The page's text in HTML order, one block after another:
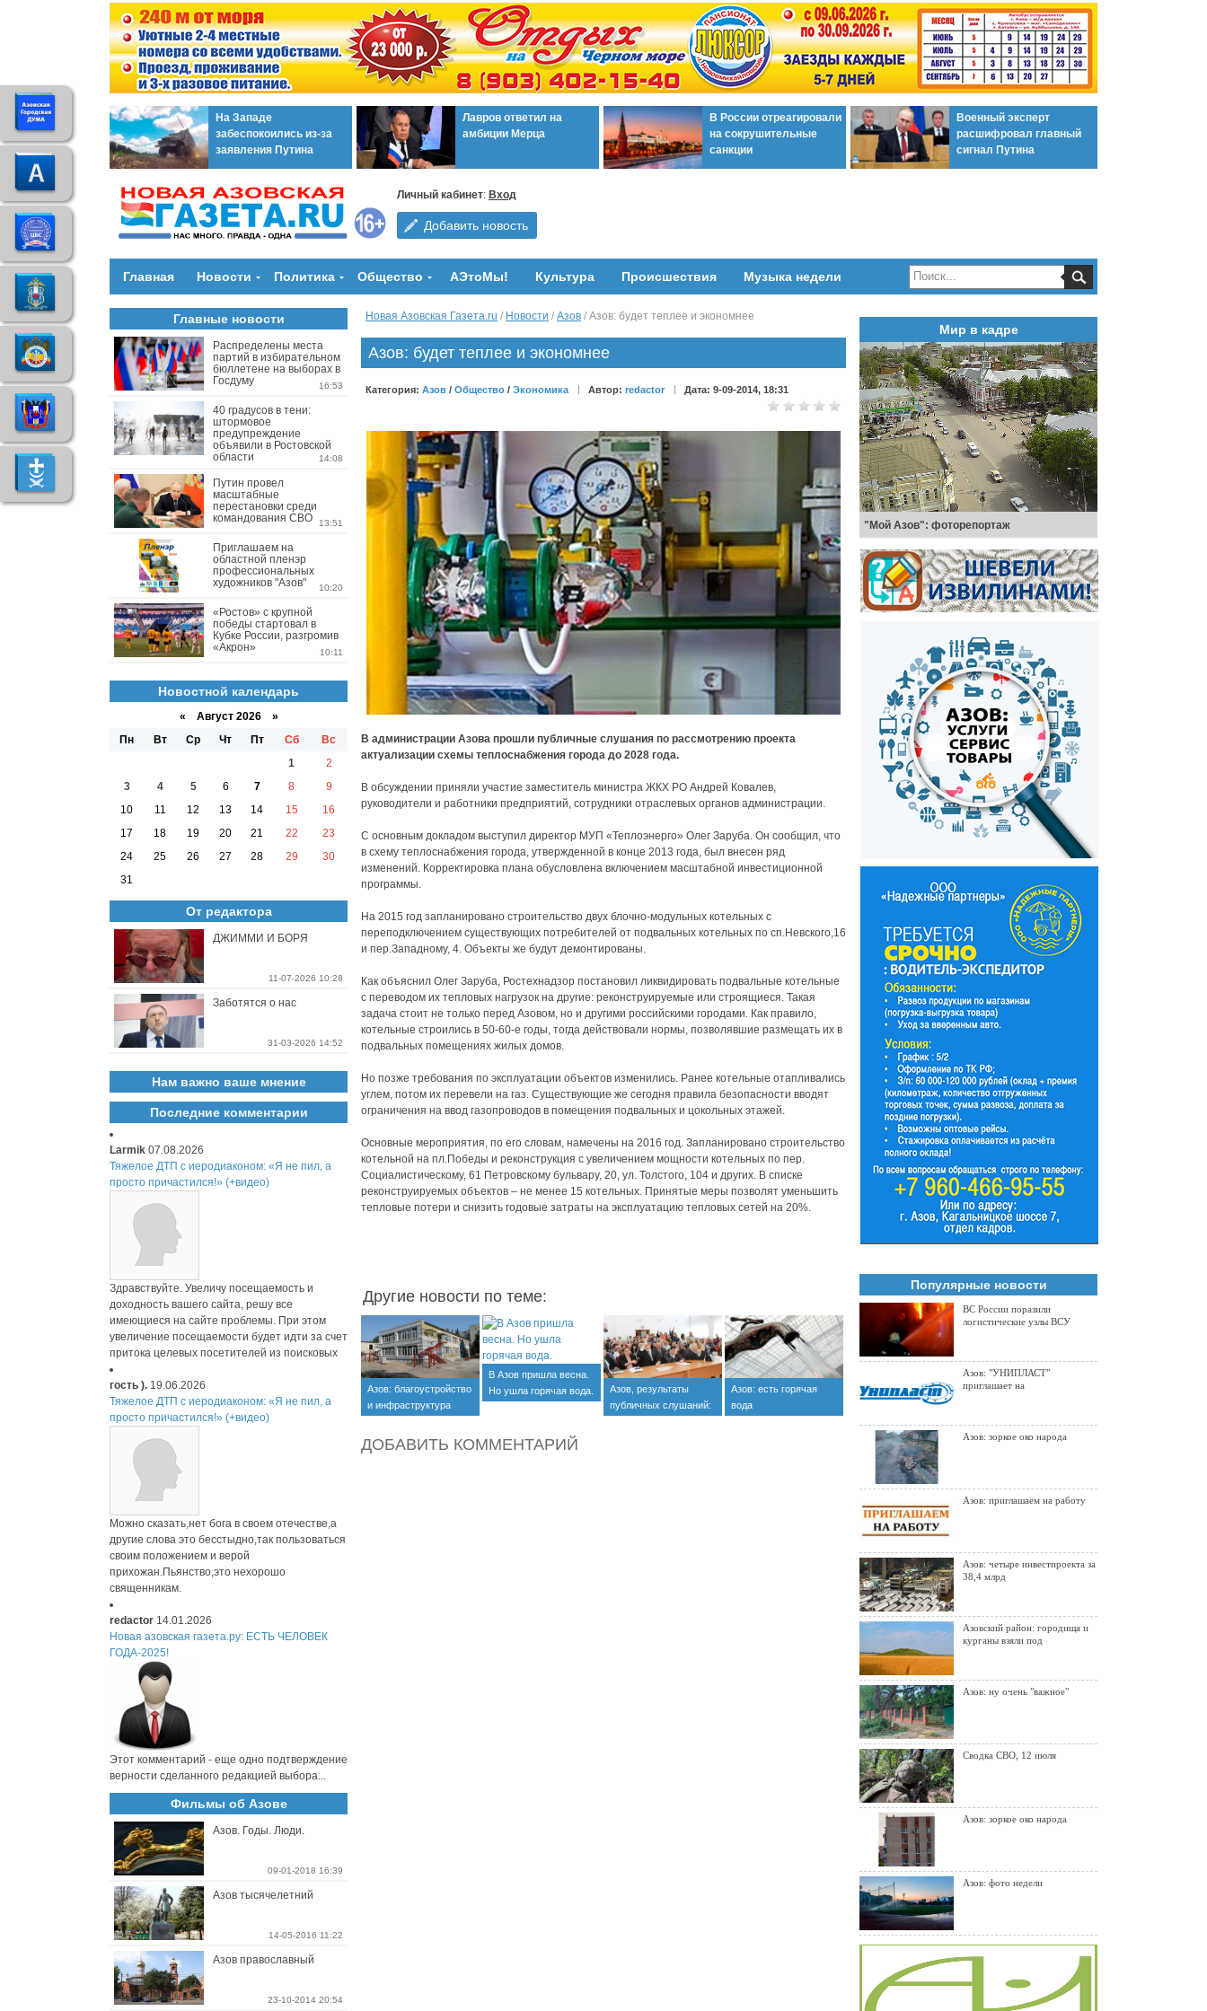
На Западе
забеспокоились из-за
заявления Путина
Лавров ответил на
амбиции Мерца
В России отреагировали
на сокрушительные
санкции
Военный эксперт
расшифровал главный
сигнал Путина
Личный кабинет: Вход
Добавить новость
Главная Новости Политика Общество АЭтоМы! Культура Происшествия Музыка недели
Новая Азовская Газета.ru / Новости / Азов / Азов: будет теплее и экономнее
Азов: будет теплее и экономнее
Категория: Азов / Общество / Экономика Автор: redactor Дата: 9-09-2014, 18:31
В администрации Азова прошли публичные слушания по рассмотрению проекта
актуализации схемы теплоснабжения города до 2028 года.
В обсуждении приняли участие заместитель министра ЖКХ РО Андрей Ковалев,
руководители и работники предприятий, сотрудники отраслевых органов администрации.
С основным докладом выступил директор МУП «Теплоэнерго» Олег Заруба. Он сообщил, что
в схему теплоснабжения города, утвержденной в конце 2013 года, был внесен ряд
изменений. Корректировка плана обусловлена включением масштабной инвестиционной
программы.
На 2015 год запланировано строительство двух блочно-модульных котельных с
переподключением существующих потребителей от подвальных котельных по сп.Невского,16
и пер.Западному, 4. Объекты же будут демонтированы.
Как объяснил Олег Заруба, Ростехнадзор постановил ликвидировать подвальные котельные
с переводом их тепловых нагрузок на другие: реконструируемые или строящиеся. Такая
задача стоит не только перед Азовом, но и другими российскими городами. Как правило,
котельные строились в 50-60-е годы, тогда действовали нормы, позволявшие размещать их в
подвальных помещениях жилых домов.
Но позже требования по эксплуатации объектов изменились. Ранее котельные отапливались
углем, потом их перевели на газ. Существующие же сегодня правила безопасности вводят
ограничения на ввод газопроводов в помещения подвальных и цокольных этажей.
Основные мероприятия, по его словам, намечены на 2016 год. Запланировано строительство
котельной на пл.Победы и реконструкция с увеличением мощности котельных по пер.
Социалистическому, 61 Петровскому бульвару, 20, ул. Толстого, 104 и других. В списке
реконструируемых объектов – не менее 15 котельных. Принятые меры позволят уменьшить
тепловые потери и снизить годовые затраты на эксплуатацию тепловых сетей на 20%.
Другие новости по теме:
Азов: благоустройство
и инфраструктура
В Азов пришла весна.
Но ушла горячая вода.
Азов, результаты
публичных слушаний:
Азов: есть горячая
вода
ДОБАВИТЬ КОММЕНТАРИЙ
Главные новости
Распределены места
партий в избирательном
бюллетене на выборах в
Госдуму
16:53
40 градусов в тени:
штормовое
предупреждение
объявили в Ростовской
области
14:08
Путин провел
масштабные
перестановки среди
командования СВО
13:51
Приглашаем на
областной пленэр
профессиональных
художников "Азов"
10:20
«Ростов» с крупной
победы стартовал в
Кубке России, разгромив
«Акрон»
10:11
Новостной календарь
« Август 2026 »
Пн
Вт Ср Чт Пт Сб
Вс
1
2
3
4 5 6 7 8
9
10
11 12 13 14 15
16
17
18 19 20 21 22
23
24
25 26 27 28 29
30
31
От редактора
ДЖИММИ И БОРЯ
11-07-2026 10:28
Заботятся о нас
31-03-2026 14:52
Нам важно ваше мнение
Последние комментарии
Larmik 07.08.2026
Тяжелое ДТП с иеродиаконом: «Я не пил, а
просто причастился!» (+видео)
Здравствуйте. Увеличу посещаемость и
доходность вашего сайта, решу все
имеющиеся на сайте проблемы. При этом
увеличение посещаемости будет идти за счет
притока целевых посетителей из поисковых
гость ). 19.06.2026
Тяжелое ДТП с иеродиаконом: «Я не пил, а
просто причастился!» (+видео)
Можно сказать,нет бога в своем отечестве,а
другие слова это бесстыдно,так пользоваться
своим положением и верой
прихожан.Пьянство,это нехорошо
священникам.
redactor 14.01.2026
Новая азовская газета.ру: ЕСТЬ ЧЕЛОВЕК
ГОДА-2025!
Этот комментарий - еще одно подтверждение
верности сделанного редакцией выбора...
Фильмы об Азове
Азов. Годы. Люди.
09-01-2018 16:39
Азов тысячелетний
14-05-2016 11:22
Азов православный
23-10-2014 20:54
Мир в кадре
"Мой Азов": фоторепортаж
Популярные новости
ВС России поразили
логистические узлы ВСУ
Азов: "УНИПЛАСТ"
приглашает на
Азов: зоркое око народа
Азов: приглашаем на работу
Азов: четыре инвестпроекта за
38,4 млрд
Азовский район: городища и
курганы взяли под
Азов: ну очень "важное"
Сводка СВО, 12 июля
Азов: зоркое око народа
Азов: фото недели